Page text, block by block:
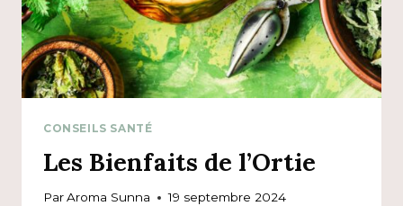
CONSEILS SANTÉ
Les Bienfaits de l’Ortie
ParAroma Sunna 19 septembre 2024